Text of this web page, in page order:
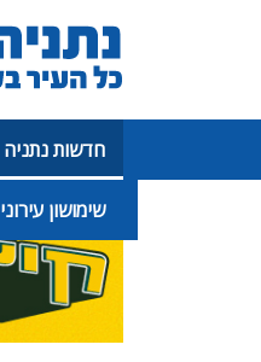
חדשות נתניה
שימושון עירוני
פרסומת